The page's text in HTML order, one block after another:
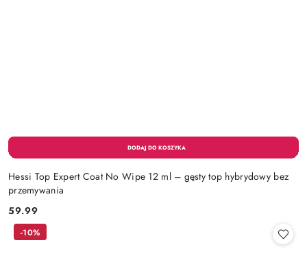
Hessi Top Expert Coat No Wipe 12 ml – gęsty top hybrydowy bez
przemywania
Cena:
59.99
-10%